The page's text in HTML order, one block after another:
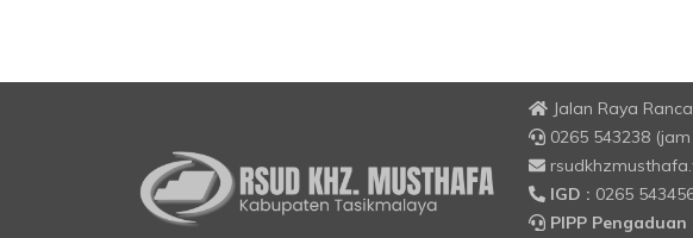
Jalan Raya
0265 543238
IGD : 0265
PIPP Pengaduan